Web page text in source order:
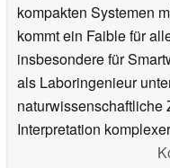
kompakten Systemen
kommt ein Faible für
insbesondere für
als Laboringenieur
naturwissenschaftliche
Interpretation